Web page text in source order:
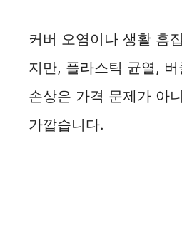
커버 오염이나 생활 흠
지만, 플라스틱 균열,
손상은 가격 문제가 아
가깝습니다.